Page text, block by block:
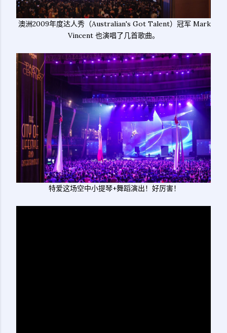
澳洲2009年度达人秀（Australian's Got Talent）冠军 Mark
Vincent 也演唱了几首歌曲。
特爱这场空中小提琴+舞蹈演出！好厉害！